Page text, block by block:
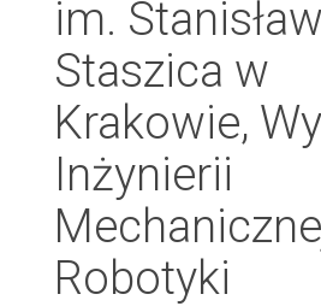
im.
Staszica w
Krakowie,
Inżynierii
Robotyki